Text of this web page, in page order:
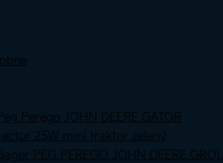
Perego JOHN DEERE GATOR
25W mini traktor zelený
PEG PEREGO JOHN DEERE